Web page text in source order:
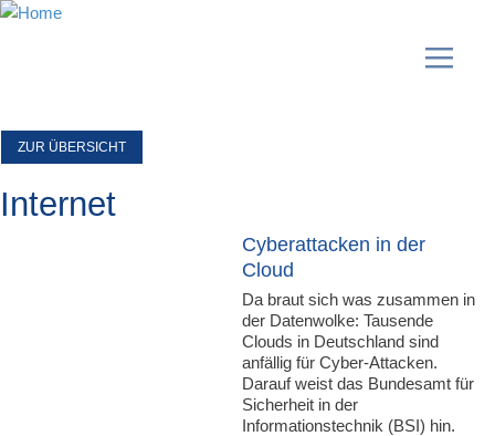
ZUR ÜBERSICHT
Internet
Cyberattacken in der
Cloud
Da braut sich was zusammen in
der Datenwolke: Tausende
Clouds in Deutschland sind
anfällig für Cyber-Attacken.
Darauf weist das Bundesamt für
Sicherheit in der
Informationstechnik (BSI) hin.